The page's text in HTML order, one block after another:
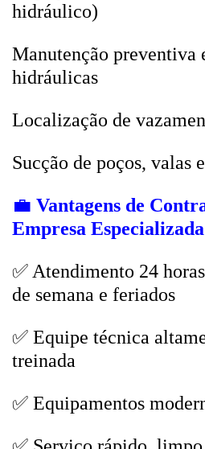
hidráulico)
Manutenção preventiva
hidráulicas
Localização de
Sucção de poços, valas
💼 Vantagens de
Empresa Especializada
✅ Atendimento 24
de semana e feriados
✅ Equipe técnica
treinada
✅ Equipamentos